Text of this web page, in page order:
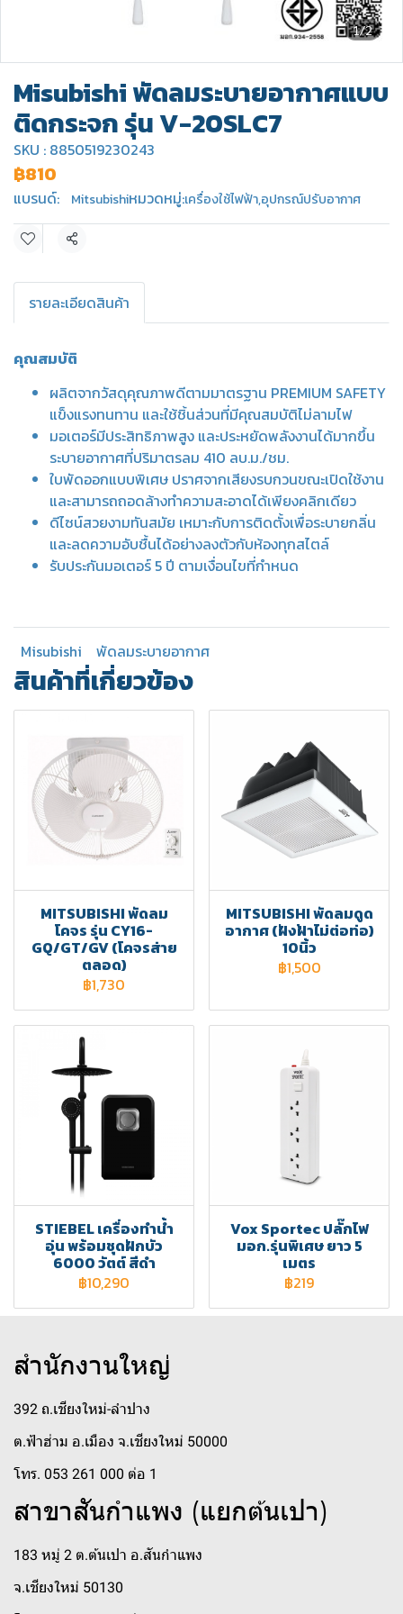
1/2
Misubishi พัดลมระบายอากาศแบบ
ติดกระจก รุ่น V-20SLC7
SKU : 8850519230243
฿810
แบรนด์: Mitsubishiหมวดหมู่:เครื่องใช้ไฟฟ้า,อุปกรณ์ปรับอากาศ
แชร์
รายละเอียดสินค้า
คุณสมบัติ
ผลิตจากวัสดุคุณภาพดีตามมาตรฐาน PREMIUM SAFETY
แข็งแรงทนทาน และใช้ชิ้นส่วนที่มีคุณสมบัติไม่ลามไฟ
มอเตอร์มีประสิทธิภาพสูง และประหยัดพลังงานได้มากขึ้น
ระบายอากาศที่ปริมาตรลม 410 ลบ.ม./ชม.
ใบพัดออกแบบพิเศษ ปราศจากเสียงรบกวนขณะเปิดใช้งาน
และสามารถถอดล้างทำความสะอาดได้เพียงคลิกเดียว
ดีไซน์สวยงามทันสมัย เหมาะกับการติดตั้งเพื่อระบายกลิ่น
และลดความอับชื้นได้อย่างลงตัวกับห้องทุกสไตล์
รับประกันมอเตอร์ 5 ปี ตามเงื่อนไขที่กำหนด
Misubishi พัดลมระบายอากาศ
สินค้าที่เกี่ยวข้อง
MITSUBISHI พัดลม
โคจร รุ่น CY16-
GQ/GT/GV (โคจรส่าย
ตลอด)
฿1,730
MITSUBISHI พัดลมดูด
อากาศ (ฝังฝ้าไม่ต่อท่อ)
10นิ้ว
฿1,500
STIEBEL เครื่องทำน้ำ
อุ่น พร้อมชุดฝักบัว
6000 วัตต์ สีดำ
฿10,290
Vox Sportec ปลั๊กไฟ
มอก.รุ่นพิเศษ ยาว 5
เมตร
฿219
สำนักงานใหญ่
392 ถ.เชียงใหม่-ลำปาง
ต.ฟ้าฮ่าม อ.เมือง จ.เชียงใหม่ 50000
โทร. 053 261 000 ต่อ 1
สาขาสันกำแพง (แยกต้นเปา)
183 หมู่ 2 ต.ต้นเปา อ.สันกำแพง
จ.เชียงใหม่ 50130